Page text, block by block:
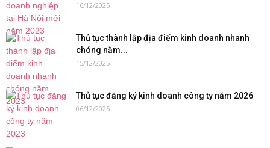
16/12/2025
Thủ tục thành lập địa điểm kinh doanh nhanh
chóng năm...
15/12/2025
Thủ tục đăng ký kinh doanh công ty năm 2026
06/12/2025